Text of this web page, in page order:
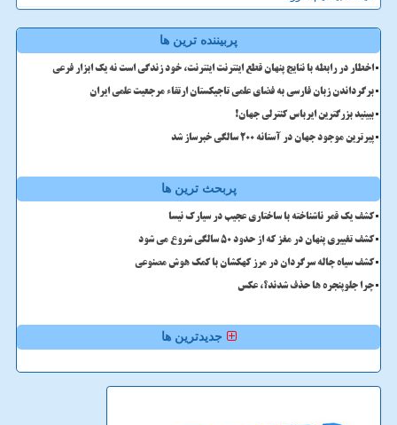
پربیننده ترین ها
اخطار در رابطه با نتایج پنهان قطع اینترنت اینترنت، خود زندگی است نه یک ابزار فرعی
برگرداندن زبان فارسی به فضای علمی تاجیکستان ارتقاء مرجعیت علمی ایران
ببینید بزرگترین ایرباس کنترلی جهان!
پیرترین موجود جهان در آستانه ۲۰۰ سالگی خبرساز شد
پربحث ترین ها
کشف یک قمر ناشناخته با ساختاری عجیب در سیارک نیسا
کشف تغییری پنهان در مغز که از حدود 50 سالگی شروع می شود
کشف سیاه چاله سرگردان در مرز کهکشان با کمک هوش مصنوعی
چرا جلوپنجره ها حذف شدند؟، عکس
جدیدترین ها